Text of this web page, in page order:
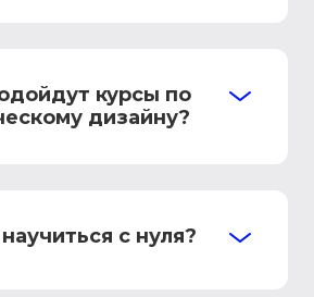
курсы по
дизайну?
с нуля?